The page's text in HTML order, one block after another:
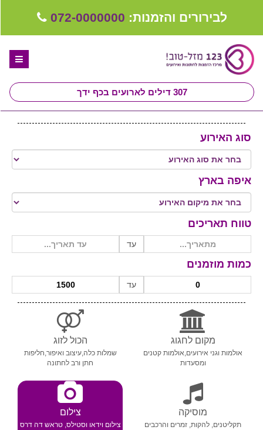
לבירורים והזמנות: 072-0000000
307 דילים לארועים בכף ידך
ספקים לחתונה מומלצים
קבלו ייעוץ בחינם
שירות אישי בקליק
סוג האירוע
איפה בארץ
טווח תאריכים
עד
כמות מוזמנים
עד
מקום לחגוג
אולמות וגני אירועים,אולמות קטנים
ומסעדות
הכול לזוג
שמלות כלה,עיצוב ואיפור,חליפות
חתן ורב לחתונה
מוסיקה
תקליטנים, להקות, זמרים והרכבים
צילום
צילום וידאו וסטילס, טראש דה דרס